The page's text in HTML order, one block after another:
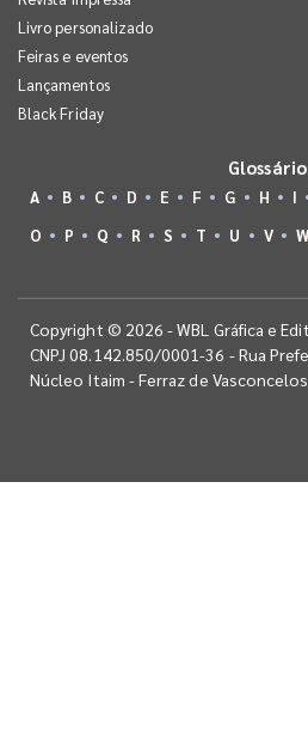
Livro personalizado
Feiras e eventos
Lançamentos
Black Friday
Glossário
A B C D E F G H I
O
P Q R S T U V W
Copyright © 2026 - WBL Gráfica e
CNPJ 08.142.850/0001-36 - Rua
Núcleo Itaim - Ferraz de